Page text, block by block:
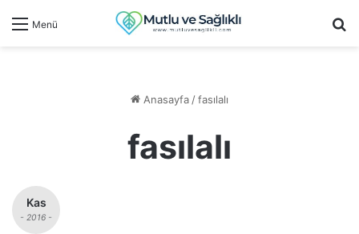
Menü
Anasayfa/fasılalı
fasılalı
Kas
- 2016 -